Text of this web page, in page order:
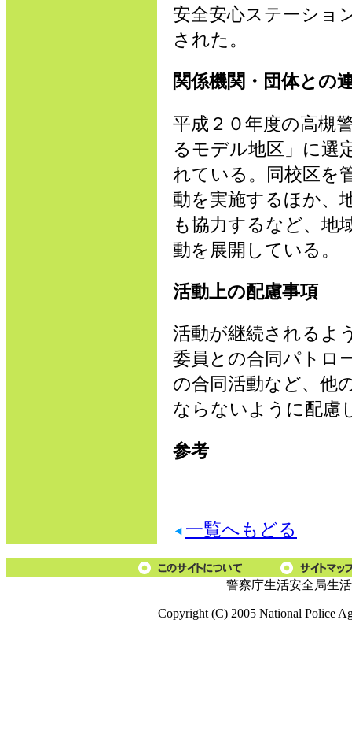
安全安心ステーショ
された。
関係機関・団体との
平成２０年度の高槻
るモデル地区」に選
れている。同校区を
動を実施するほか、
も協力するなど、地
動を展開している。
活動上の配慮事項
活動が継続されるよ
委員との合同パトロ
の合同活動など、他
ならないように配慮
参考
一覧へもどる
警察庁生活安全局生
Copyright (C) 2005 National Police